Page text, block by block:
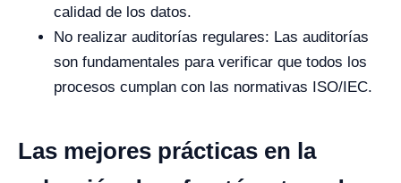
calidad de los datos.
No realizar auditorías regulares: Las auditorías
son fundamentales para verificar que todos los
procesos cumplan con las normativas ISO/IEC.
Las mejores prácticas en la